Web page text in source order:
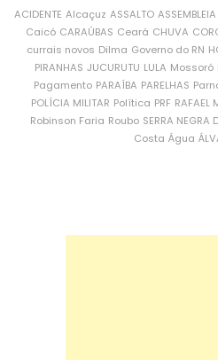
ACIDENTE Alcaçuz ASSALTO
Caicó CARAÚBAS Ceará CHUVA
currais novos Dilma Governo do RN
PIRANHAS JUCURUTU LULA Mossoró
Pagamento PARAÍBA PARELHAS
POLÍCIA MILITAR Política PRF RAFAEL
Robinson Faria Roubo SERRA NEGRA
Costa Água